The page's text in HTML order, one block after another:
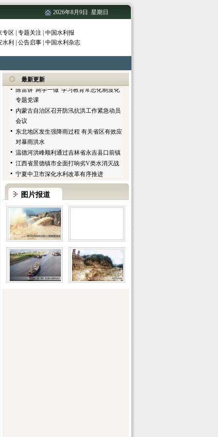
2026年8月9日 星期日
专区 专题关注
中国水利报
水利 公告启事 中国水利杂志
最新更新
海南省水务厅召开全省水务系统迎接中央
环保督查专题会议
宁夏举办农村饮水安全巩固提升工程技术
交流会
既要金山银山 又要绿水青山
陈雷讲“两学一做”学习教育常态化制度化
专题党课
内蒙古自治区召开防汛抗洪工作紧急动员
会议
东北地区发生强降雨过程 有关省区有效应
对暴雨洪水
温德河洪峰顺利通过吉林省永吉县口前镇
江西省景德镇市全面打响劣V类水消灭战
宁夏中卫市深化水利改革有序推进
江西省青原区筹资9亿开发白云湖
又一轮强降雨即将来袭 黑龙江省防指要求
各地采取有力措施应对
江西河长制工作方案实现四级全覆盖
水利部组织召开2017年国家地下水监测工
程项目建设推进视频会
江西：青原区决战消灭劣V类水攻坚
山西省全面推行河长制工作推进会召开
陕西省防指紧急通知要求做好8月6日至9
日强降雨防范工作
吉林省防指要求各地克服麻痹思想和厌战
图片报道